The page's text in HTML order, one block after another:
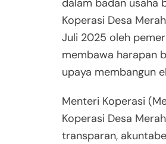
dalam badan usaha
Koperasi Desa
Juli 2025 oleh
membawa harapan
upaya membangun
Menteri Koperasi
Koperasi Desa
transparan,